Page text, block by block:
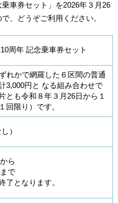
車券セット」を2026年３月26
、どうぞご利用ください。
周年 記念乗車券セット
れかで網羅した６区間の普通
3,000円と なる組み合わせで
とも令和８年３月26日から１
回限り）です。
）
ら
で
了となります。